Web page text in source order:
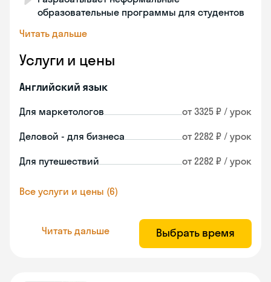
образовательные программы для студентов
Читать дальше
Услуги и цены
Английский язык
Для маркетологов от 3325 ₽ / урок
Деловой - для бизнеса от 2282 ₽ / урок
Для путешествий от 2282 ₽ / урок
Все услуги и цены (6)
Читать дальше Выбрать время